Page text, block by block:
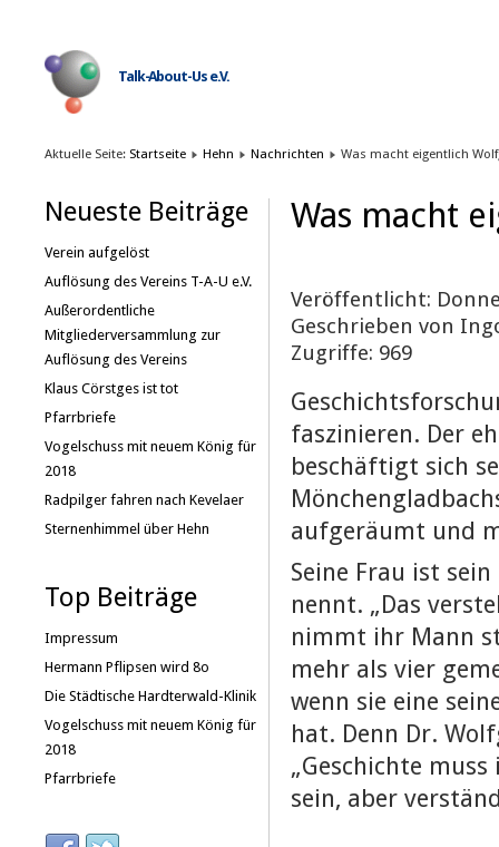
Talk-About-Us e.V.
Aktuelle Seite: Startseite Hehn Nachrichten Was macht eigentlich
Neueste Beiträge
Verein aufgelöst
Auflösung des Vereins T-A-U e.V.
Außerordentliche
Mitgliederversammlung zur
Auflösung des Vereins
Klaus Cörstges ist tot
Pfarrbriefe
Vogelschuss mit neuem König für
2018
Radpilger fahren nach Kevelaer
Sternenhimmel über Hehn
Top Beiträge
Impressum
Hermann Pflipsen wird 8o
Die Städtische Hardterwald-Klinik
Vogelschuss mit neuem König für
2018
Pfarrbriefe
Was macht
Veröffentlicht:
Geschrieben von
Zugriffe: 969
faszinieren. Der
beschäftigt sich
aufgeräumt und
Seine Frau ist
nennt. „Das
nimmt ihr Mann
mehr als vier
wenn sie eine
hat. Denn Dr.
„Geschichte
sein, aber